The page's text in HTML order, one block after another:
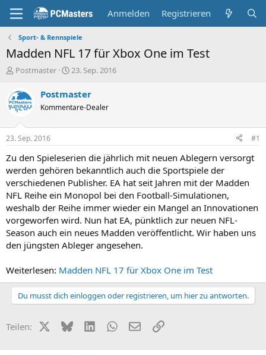
Anmelden Registrieren
Sport- & Rennspiele
Madden NFL 17 für Xbox One im Test
E
s
t
e
e
r
Postmaster
E
s
e
t
a
m
23. Sep. 2016
Postmaster
Kommentare-Dealer
23. Sep. 2016 #1
Zu den Spieleserien die jährlich mit neuen Ablegern versorgt
werden gehören bekanntlich auch die Sportspiele der
verschiedenen Publisher. EA hat seit Jahren mit der Madden
NFL Reihe ein Monopol bei den Football-Simulationen,
weshalb der Reihe immer wieder ein Mangel an Innovationen
vorgeworfen wird. Nun hat EA, pünktlich zur neuen NFL-
Season auch ein neues Madden veröffentlicht. Wir haben uns
den jüngsten Ableger angesehen.
Weiterlesen: Madden NFL 17 für Xbox One im Test
Du musst dich einloggen oder registrieren, um hier zu antworten.
Teilen: X (Twitter)
BlueskyLinkedInWhatsApp
E-MailLink